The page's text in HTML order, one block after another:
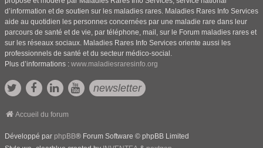
d’information et de soutien sur les maladies rares. Maladies Rares Info Services
aide au quotidien les personnes concernées par une maladie rare dans leur
parcours de santé et de vie, par téléphone, mail, sur le Forum maladies rares et
sur les réseaux sociaux. Maladies Rares Info Services oriente aussi les
professionnels de santé et du secteur médico-social.
Plus d’informations : www.maladiesraresinfo.org
newsletter
Accueil du forum
Développé par phpBB® Forum Software © phpBB Limited